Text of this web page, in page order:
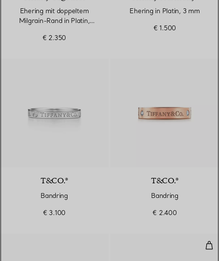
Ehering mit doppeltem
Milgrain-Rand in Platin,
€ 2.350
Ehering in Platin, 3 mm
€ 1.500
T&CO.®
Bandring
€ 3.100
T&CO.®
Bandring
€ 2.400